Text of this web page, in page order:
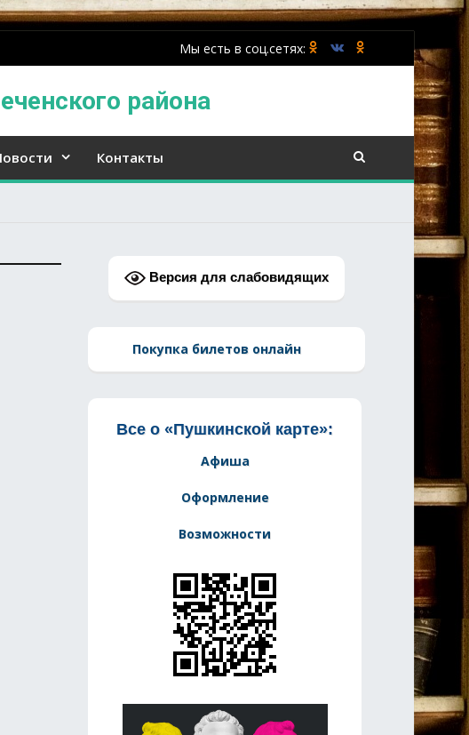
района
Контакты
Версия для слабовидящих
Покупка билетов онлайн
Все о «Пушкинской карте»:
Афиша
Оформление
Возможности